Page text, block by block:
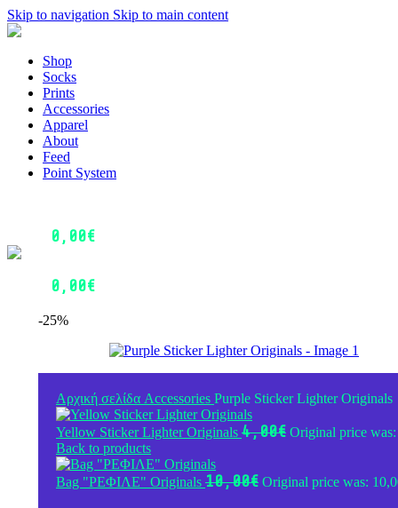
Skip to navigation Skip to main content
Shop
Socks
Prints
Accessories
Apparel
About
Feed
Point System
0,00€
0,00€
-25%
Αρχική σελίδα Accessories Purple Sticker Lighter Originals
Yellow Sticker Lighter Originals 4,00€ Original price
Back to products
Bag "ΡΕΦΙΛΕ" Originals 10,00€ Original price was: